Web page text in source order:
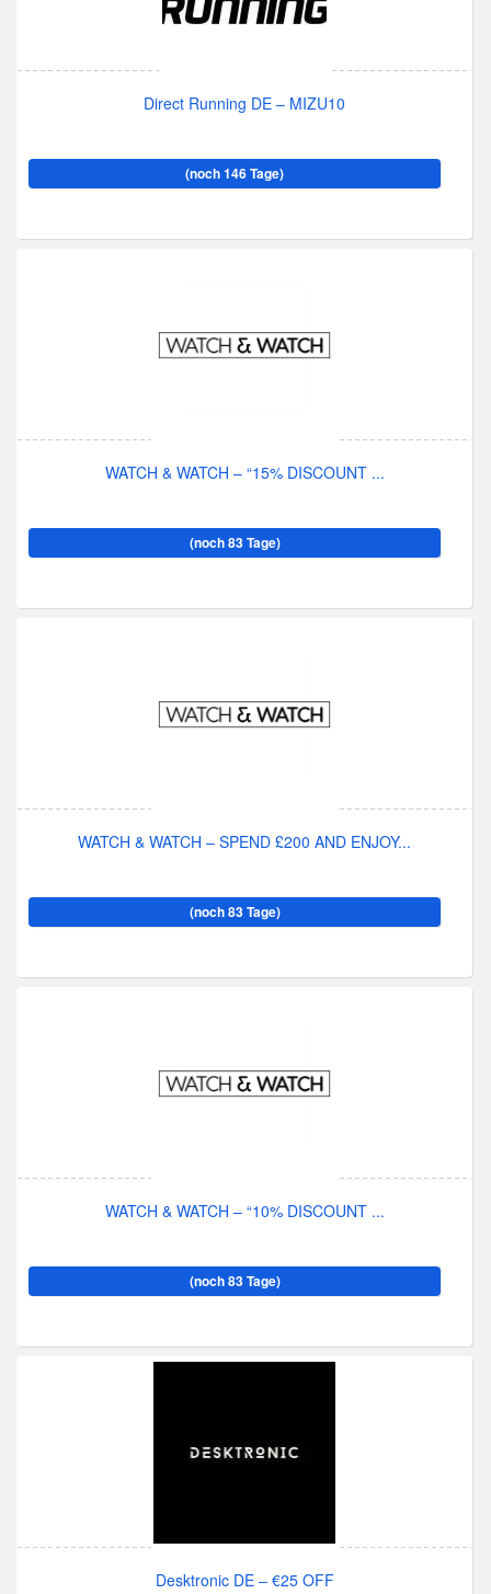
Direct Running DE – MIZU10
(noch 146 Tage)
WATCH & WATCH – “15% DISCOUNT ...
(noch 83 Tage)
WATCH & WATCH – SPEND £200 AND ENJOY...
(noch 83 Tage)
WATCH & WATCH – “10% DISCOUNT ...
(noch 83 Tage)
Desktronic DE – €25 OFF